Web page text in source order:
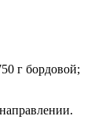
г бордовой;